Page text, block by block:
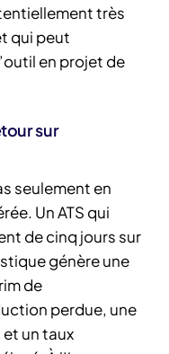
très
qui peut
en projet de
sur
seulement en
Un ATS qui
de cinq jours sur
génère une
de
perdue, une
un taux